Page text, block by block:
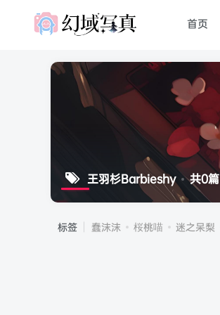
首页
王羽杉Barbieshy 共0篇
标签 蠢沫沫 桜桃喵 迷之呆梨